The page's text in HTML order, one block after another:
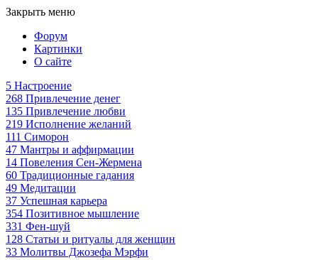
Закрыть меню
Форум
Картинки
О сайте
5 Настроение
268 Привлечение денег
135 Привлечение любви
219 Исполнение желаний
111 Симорон
47 Мантры и аффирмации
14 Повеления Сен-Жермена
60 Традиционные гадания
49 Медитации
37 Успешная карьера
354 Позитивное мышление
331 Фен-шуй
128 Статьи и ритуалы для женщин
33 Молитвы Джозефа Мэрфи